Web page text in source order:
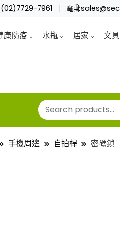
7961 電郵
康防疫 水瓶 居家 文具
手機周邊 自拍桿 密碼鎖